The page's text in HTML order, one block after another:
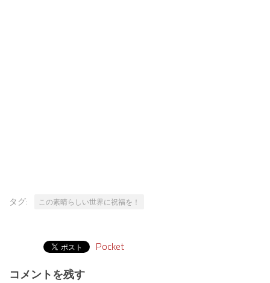
タグ: この素晴らしい世界に祝福を！
Pocket
コメントを残す